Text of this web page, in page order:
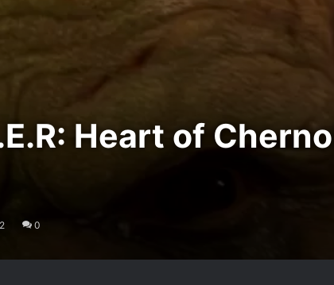
Heart of
0